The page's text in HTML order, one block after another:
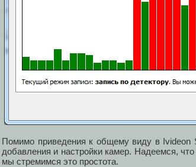
Помимо приведения к общему виду в Ivideon
добавления и настройки камер. Надеемся,
мы стремимся это простота.